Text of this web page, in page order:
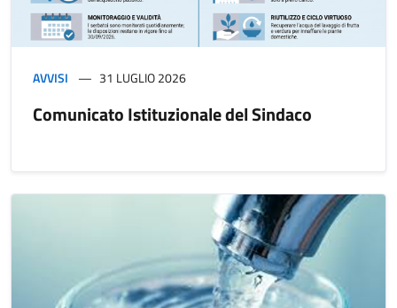
AVVISI 31 LUGLIO 2026
Comunicato Istituzionale del Sindaco